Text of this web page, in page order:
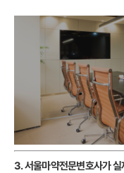
3. 서울마약전문변호사가